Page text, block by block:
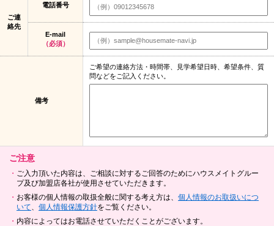
ご連
絡先
電話番号
E-mail
（必須）
備考
ご希望の連絡方法・時間帯、見学希望日時、希望条件、質
問などをご記入ください。
ご注意
ご入力頂いた内容は、ご相談に対するご回答のためにハウスメイトグルー
プ及び加盟店各社が使用させていただきます。
お客様の個人情報の取扱全般に関する考え方は、 個人情報のお取扱いにつ
いて
個人情報保護方針をご覧ください。
内容によってはお電話させていただくことがございます。